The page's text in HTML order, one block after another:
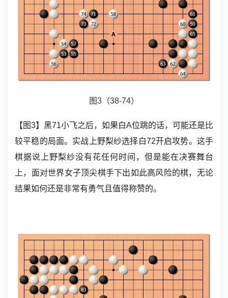
图3（38-74）
【图3】黑71小飞之后，如果白A位跳的话，可能还是比
较平稳的局面。实战上野梨纱选择白72开启攻势。这手
棋据说上野梨纱没有花任何时间，但是能在决赛舞台
上，面对世界女子顶尖棋手下出如此高风险的棋，无论
结果如何还是非常有勇气且值得称赞的。